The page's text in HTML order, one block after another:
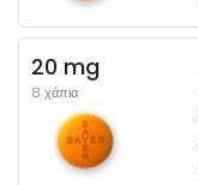
20 mg
8 χάπια